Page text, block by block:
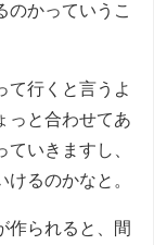
のかっていうこ
て行くと言うよ
っと合わせてあ
いきますし、
るのかなと。
作られると、間